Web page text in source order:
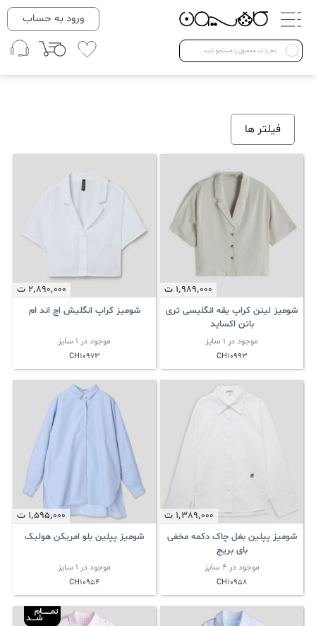
دسته بندی ها
Open submenu ( لباس زنانه )
لباس زنانه
Open submenu ( لباس کودک )
لباس کودک
فروش ویژه
ورود به حساب
فیلتر ها
1٬989٬000 ت
شومیز لینن کراپ یقه انگلیسی تری
باتن اکساید
موجود در 1 سایز
CH10993
2٬890٬000 ت
شومیز کراپ انگلیش اچ اند ام
موجود در 1 سایز
CH10973
1٬389٬000 ت
شومیز پپلین بغل چاک دکمه مخفی
بای بریج
موجود در 4 سایز
CH10958
1٬595٬000 ت
شومیز پپلین بلو امریکن هولیک
موجود در 1 سایز
CH10954